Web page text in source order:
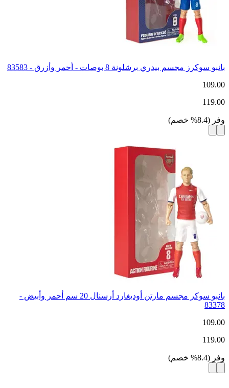
بانبو سوكرز مجسم بيدري برشلونة 8 بوصات - أحمر وأزرق - 83583
109.00
119.00
وفر (
8.4
% خصم)
بانبو سوكر مجسم مارتن أوديغارد أرسنال 20 سم أحمر وأبيض -
83378
109.00
119.00
وفر (
8.4
% خصم)